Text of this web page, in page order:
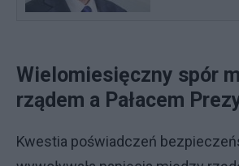
Wielomiesięczny spór
rządem a Pałacem
Kwestia poświadczeń